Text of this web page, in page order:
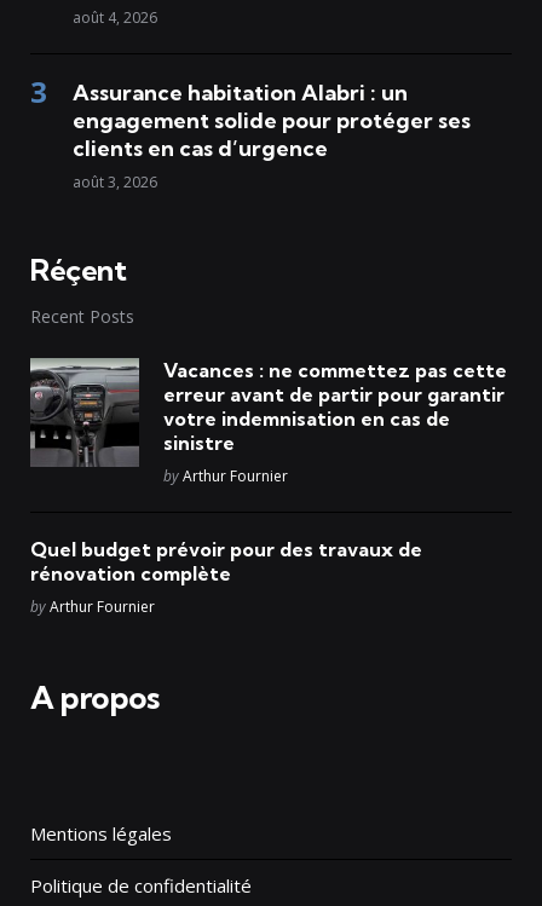
août 4, 2026
Assurance habitation Alabri : un
engagement solide pour protéger ses
clients en cas d’urgence
août 3, 2026
Réçent
Recent Posts
Vacances : ne commettez pas cette
erreur avant de partir pour garantir
votre indemnisation en cas de
sinistre
Posted
byArthur Fournier
Quel budget prévoir pour des travaux de
rénovation complète
Posted
byArthur Fournier
A propos
Mentions légales
Politique de confidentialité